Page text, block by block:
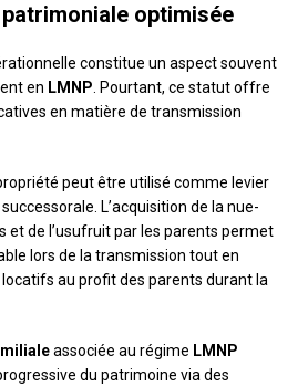
optimisée
constitue un aspect souvent
en LMNP . Pourtant, ce statut offre
en matière de transmission
peut être utilisé comme levier
L’acquisition de la nue-
et de l’usufruit par les parents permet
lors de la transmission tout en
au profit des parents durant la
associée au régime LMNP
du patrimoine via des